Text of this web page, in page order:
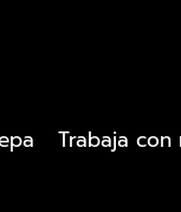
Trabaja con